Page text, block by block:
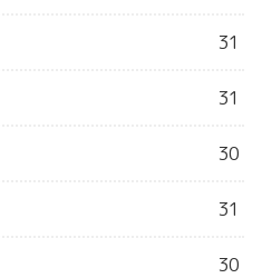
31
31
30
31
30